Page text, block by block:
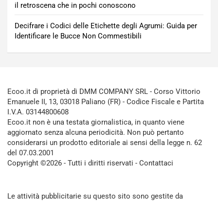
il retroscena che in pochi conoscono
Decifrare i Codici delle Etichette degli Agrumi: Guida per
Identificare le Bucce Non Commestibili
Ecoo.it di proprietà di DMM COMPANY SRL - Corso Vittorio
Emanuele II, 13, 03018 Paliano (FR) - Codice Fiscale e Partita
I.V.A. 03144800608
Ecoo.it non è una testata giornalistica, in quanto viene
aggiornato senza alcuna periodicità. Non può pertanto
considerarsi un prodotto editoriale ai sensi della legge n. 62
del 07.03.2001
Copyright ©2026 - Tutti i diritti riservati - Contattaci
Le attività pubblicitarie su questo sito sono gestite da